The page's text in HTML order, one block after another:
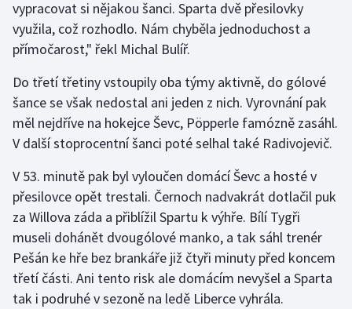
vypracovat si nějakou šanci. Sparta dvě přesilovky
využila, což rozhodlo. Nám chyběla jednoduchost a
přímočarost," řekl Michal Bulíř.
Do třetí třetiny vstoupily oba týmy aktivně, do gólové
šance se však nedostal ani jeden z nich. Vyrovnání pak
měl nejdříve na hokejce Ševc, Pöpperle famózně zasáhl.
V další stoprocentní šanci poté selhal také Radivojevič.
V 53. minutě pak byl vyloučen domácí Ševc a hosté v
přesilovce opět trestali. Černoch nadvakrát dotlačil puk
za Willova záda a přiblížil Spartu k výhře. Bílí Tygři
museli dohánět dvougólové manko, a tak sáhl trenér
Pešán ke hře bez brankáře již čtyři minuty před koncem
třetí části. Ani tento risk ale domácím nevyšel a Sparta
tak i podruhé v sezoně na ledě Liberce vyhrála.